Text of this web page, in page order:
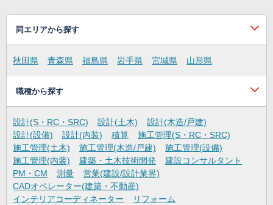
同エリアから探す
秋田県 青森県 福島県 岩手県 宮城県 山形県
職種から探す
設計(S・RC・SRC) 設計(土木)
設計(木造/戸建)
設計(設備)
設計(内装) 積算
施工管理(S・RC・SRC)
施工管理(土木)
施工管理(木造/戸建)
施工管理(設備)
施工管理(内装)
建築・土木技術開発
建設コンサルタント
PM・CM
測量
営業(建設/設計業界)
CADオペレーター(建築・不動産)
インテリアコーディネーター
リフォーム